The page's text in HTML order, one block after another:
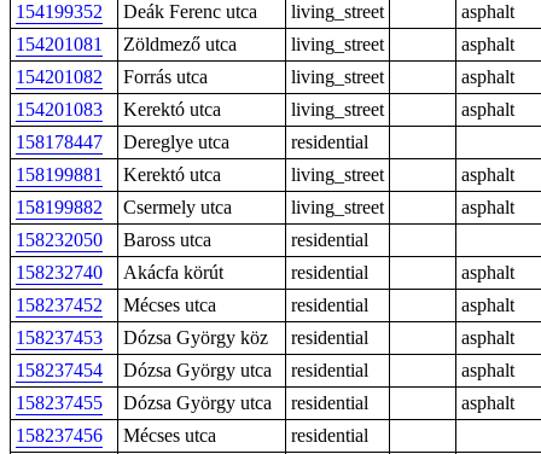
154199352
Deák Ferenc utca living_street
asphalt
154201081
Zöldmező utca living_street
asphalt
154201082
Forrás utca living_street
asphalt
154201083
Kerektó utca living_street
asphalt
158178447
Dereglye utca
residential
158199881
Kerektó utca living_street
asphalt
158199882
Csermely utca living_street
asphalt
158232050
Baross utca
residential
158232740
Akácfa körút residential
asphalt
158237452
Mécses utca residential
asphalt
158237453
Dózsa György köz residential
asphalt
158237454
Dózsa György utca residential
asphalt
158237455
Dózsa György utca residential
asphalt
158237456
Mécses utca
residential